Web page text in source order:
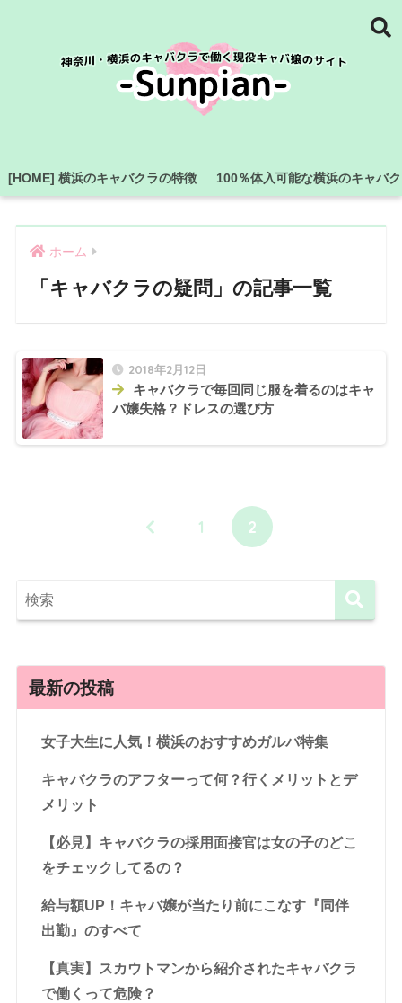
[HOME] 横浜のキャバクラの特徴 100％体入可能な横浜のキャバ
ホーム
「キャバクラの疑問」の記事一覧
2018年2月12日
キャバクラで毎回同じ服を着るのはキャ
バ嬢失格？ドレスの選び方
1 2
最新の投稿
女子大生に人気！横浜のおすすめガルバ特集
キャバクラのアフターって何？行くメリットとデ
メリット
【必見】キャバクラの採用面接官は女の子のどこ
をチェックしてるの？
給与額UP！キャバ嬢が当たり前にこなす『同伴
出勤』のすべて
【真実】スカウトマンから紹介されたキャバクラ
で働くって危険？